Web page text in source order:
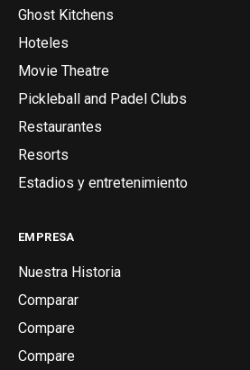
Ghost Kitchens
Hoteles
Movie Theatre
Pickleball and Padel Clubs
Restaurantes
Resorts
Estadios y entretenimiento
EMPRESA
Nuestra Historia
Comparar
Compare
Compare